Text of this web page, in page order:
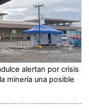
alertan por crisis
minería una posible